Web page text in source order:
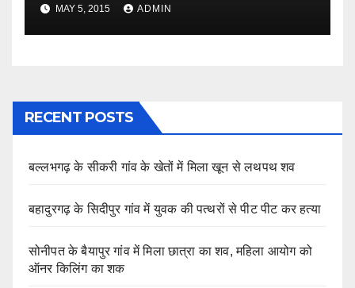
MAY 5, 2015 ADMIN
RECENT POSTS
बल्लभगढ़ के सीकरी गांव के खेतों में मिला खून से लथपथ शव
बहादुरगढ़ के सिदीपुर गांव में युवक की पत्थरों से पीट पीट कर हत्या
सोनीपत के बैयापुर गांव में मिला छात्रा का शव, महिला आयोग को
ऑनर किलिंग का शक